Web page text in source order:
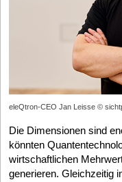
eleQtron-CEO Jan Leisse ©
Die Dimensionen sind
könnten
wirtschaftlichen
generieren. Gleichzeitig